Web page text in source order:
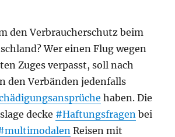
den Verbraucherschutz beim
Wer einen Flug wegen
Zuges verpasst, soll nach
den Verbänden jedenfalls
haben. Die
decke #Haftungsfragen bei
Reisen mit